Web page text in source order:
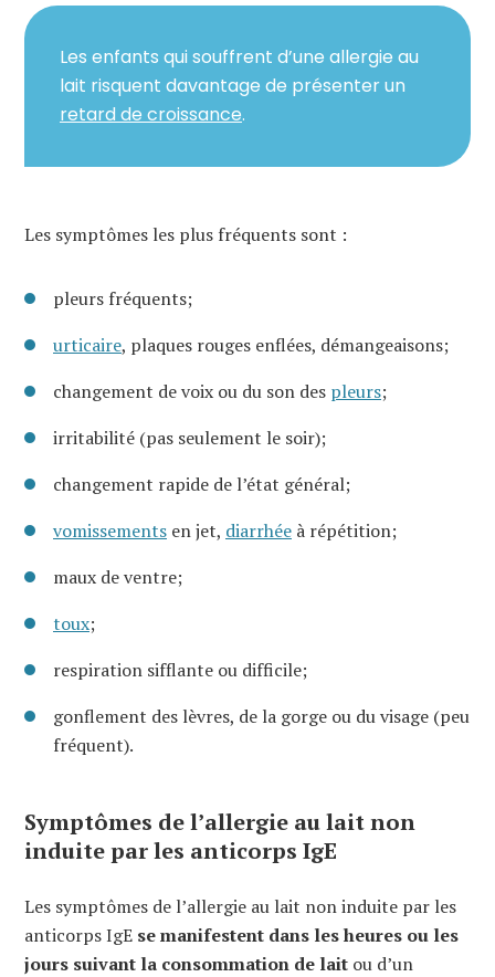
Les enfants qui souffrent d’une allergie au
lait risquent davantage de présenter un
retard de croissance.
Les symptômes les plus fréquents sont :
pleurs fréquents;
urticaire, plaques rouges enflées, démangeaisons;
changement de voix ou du son des pleurs;
irritabilité (pas seulement le soir);
changement rapide de l’état général;
vomissements en jet, diarrhée à répétition;
maux de ventre;
toux;
respiration sifflante ou difficile;
gonflement des lèvres, de la gorge ou du visage (peu
fréquent).
Symptômes de l’allergie au lait non
induite par les anticorps IgE
Les symptômes de l’allergie au lait non induite par les
anticorps IgE se manifestent dans les heures ou les
jours suivant la consommation de lait ou d’un